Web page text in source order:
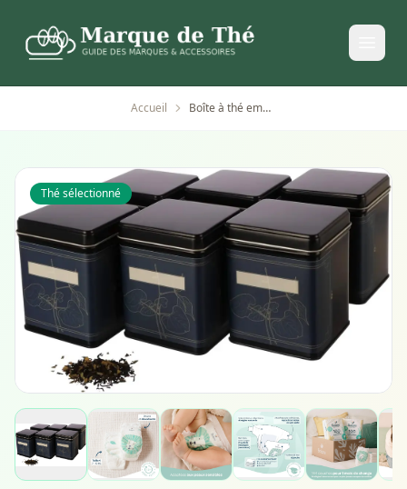
Accueil Boîte à thé empilable en métal avec étiquettes florales.
Thé sélectionné